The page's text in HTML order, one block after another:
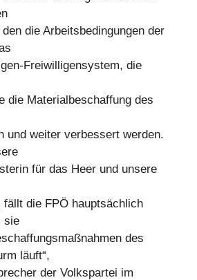
die Arbeitsbedingungen der
Freiwilligensystem, die
die Materialbeschaffung des
und weiter verbessert werden.
für das Heer und unsere
fällt die FPÖ hauptsächlich
sie
des
läuft“,
der Volkspartei im